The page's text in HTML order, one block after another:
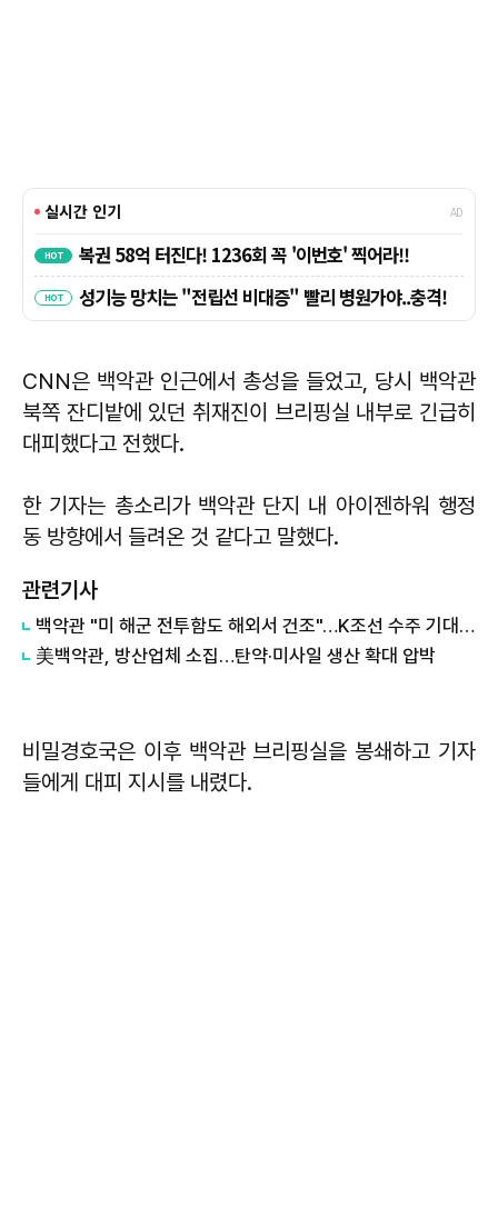
CNN은 백악관 인근에서 총성을 들었고, 당시 백악관
북쪽 잔디밭에 있던 취재진이 브리핑실 내부로 긴급히
대피했다고 전했다.
한 기자는 총소리가 백악관 단지 내 아이젠하워 행정
동 방향에서 들려온 것 같다고 말했다.
관련기사
백악관 "미 해군 전투함도 해외서 건조"…K조선 수주 기대 커진다
美백악관, 방산업체 소집…탄약·미사일 생산 확대 압박
비밀경호국은 이후 백악관 브리핑실을 봉쇄하고 기자
들에게 대피 지시를 내렸다.